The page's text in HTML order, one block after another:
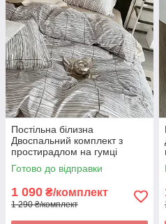
Постільна білизна
Двоспальний комплект з
простирадлом на гумці
160*200+20см, постільна
білизна з фланелі розмір
Готово до відправки
1 090 ₴/комплект
1 290 ₴/комплект